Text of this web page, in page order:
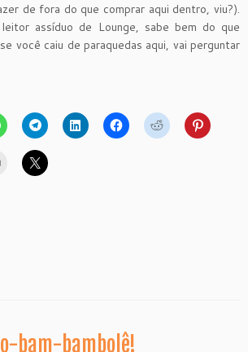
de fora do que comprar aqui dentro, viu?).
assíduo de Lounge, sabe bem do que
você caiu de paraquedas aqui, vai perguntar
bam-bambolê!